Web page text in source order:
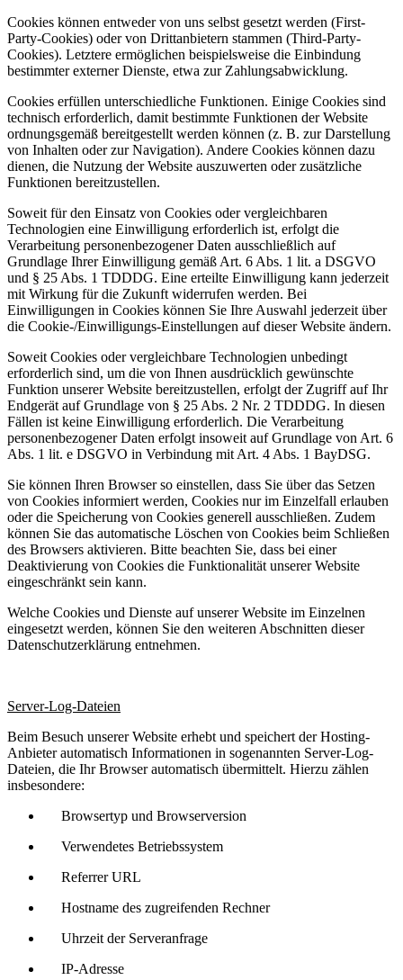
Cookies können entweder von uns selbst gesetzt werden (First-
Party-Cookies) oder von Drittanbietern stammen (Third-Party-
Cookies). Letztere ermöglichen beispielsweise die Einbindung
bestimmter externer Dienste, etwa zur Zahlungsabwicklung.
Cookies erfüllen unterschiedliche Funktionen. Einige Cookies sind
technisch erforderlich, damit bestimmte Funktionen der Website
ordnungsgemäß bereitgestellt werden können (z. B. zur Darstellung
von Inhalten oder zur Navigation). Andere Cookies können dazu
dienen, die Nutzung der Website auszuwerten oder zusätzliche
Funktionen bereitzustellen.
Soweit für den Einsatz von Cookies oder vergleichbaren
Technologien eine Einwilligung erforderlich ist, erfolgt die
Verarbeitung personenbezogener Daten ausschließlich auf
Grundlage Ihrer Einwilligung gemäß Art. 6 Abs. 1 lit. a DSGVO
und § 25 Abs. 1 TDDDG. Eine erteilte Einwilligung kann jederzeit
mit Wirkung für die Zukunft widerrufen werden. Bei
Einwilligungen in Cookies können Sie Ihre Auswahl jederzeit über
die Cookie-/Einwilligungs-Einstellungen auf dieser Website ändern.
Soweit Cookies oder vergleichbare Technologien unbedingt
erforderlich sind, um die von Ihnen ausdrücklich gewünschte
Funktion unserer Website bereitzustellen, erfolgt der Zugriff auf Ihr
Endgerät auf Grundlage von § 25 Abs. 2 Nr. 2 TDDDG. In diesen
Fällen ist keine Einwilligung erforderlich. Die Verarbeitung
personenbezogener Daten erfolgt insoweit auf Grundlage von Art. 6
Abs. 1 lit. e DSGVO in Verbindung mit Art. 4 Abs. 1 BayDSG.
Sie können Ihren Browser so einstellen, dass Sie über das Setzen
von Cookies informiert werden, Cookies nur im Einzelfall erlauben
oder die Speicherung von Cookies generell ausschließen. Zudem
können Sie das automatische Löschen von Cookies beim Schließen
des Browsers aktivieren. Bitte beachten Sie, dass bei einer
Deaktivierung von Cookies die Funktionalität unserer Website
eingeschränkt sein kann.
Welche Cookies und Dienste auf unserer Website im Einzelnen
eingesetzt werden, können Sie den weiteren Abschnitten dieser
Datenschutzerklärung entnehmen.
Server-Log-Dateien
Beim Besuch unserer Website erhebt und speichert der Hosting-
Anbieter automatisch Informationen in sogenannten Server-Log-
Dateien, die Ihr Browser automatisch übermittelt. Hierzu zählen
insbesondere:
Browsertyp und Browserversion
Verwendetes Betriebssystem
Referrer URL
Hostname des zugreifenden Rechner
Uhrzeit der Serveranfrage
IP-Adresse